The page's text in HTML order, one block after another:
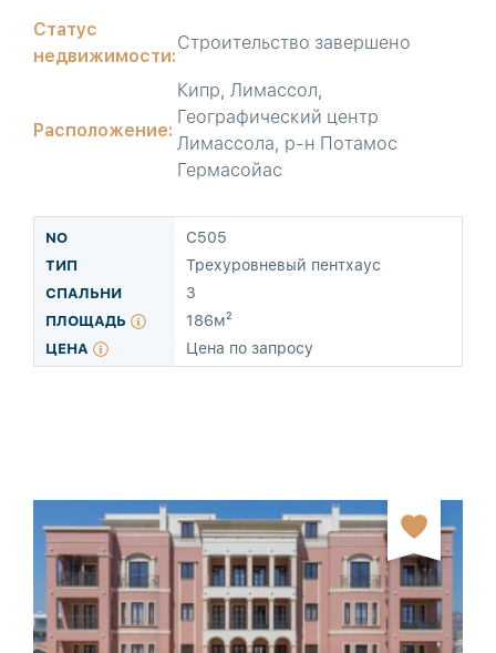
Статус
недвижимости:
Строительство завершено
Расположение:
Кипр, Лимассол,
Географический центр
Лимассола, р-н Потамос
Гермасойас
C505
Трехуровневый пентхаус
3
186м²
Цена по запросу